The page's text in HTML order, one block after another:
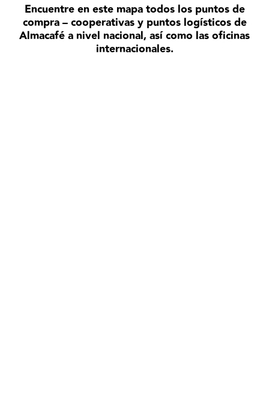
Encuentre en este mapa todos los puntos de
compra – cooperativas y puntos logísticos de
Almacafé a nivel nacional, así como las oficinas
internacionales.